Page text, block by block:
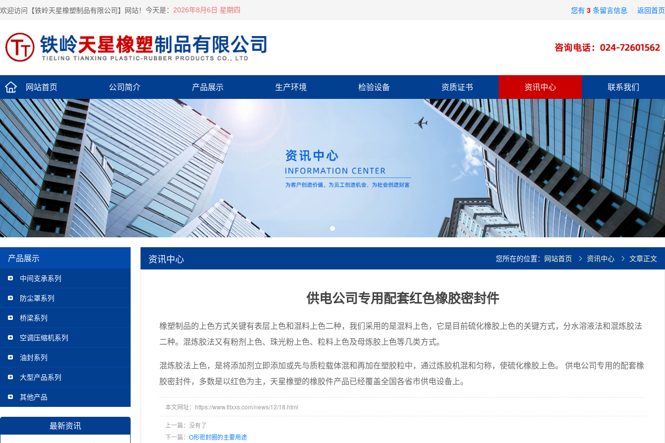
欢迎访问【铁岭天星橡塑制品有限公司】网站！ 今天是： 2026年8月6日 星期四 您有3 条留言信息 返回首页
网站首页 公司简介 产品展示 生产环境 检验设备 资质证书 资讯中心 联系我们
产品展示
中间支承系列
防尘罩系列
桥梁系列
空调压缩机系列
油封系列
大型产品系列
其他产品
最新资讯
资讯中心 您所在的位置： 网站首页 资讯中心 文章正文
供电公司专用配套红色橡胶密封件
橡塑制品的上色方式关键有表层上色和混料上色二种，我们采用的是混料上色，它是目前硫化橡胶上色的关键方式，分水溶液法和混炼胶法
二种。混炼胶法又有粉剂上色、珠光粉上色、粒料上色及母炼胶上色等几类方式。
混炼胶法上色，是将添加剂立即添加或先与质粒载体混和再加在塑胶粒中，通过炼胶机混和匀称，使硫化橡胶上色。 供电公司专用的配套橡
胶密封件，多数是以红色为主，天星橡塑的橡胶件产品已经覆盖全国各省市供电设备上。
本文网址：https://www.tltxxs.com/news/12/18.html
上一篇：没有了
下一篇：O形密封圈的主要用途